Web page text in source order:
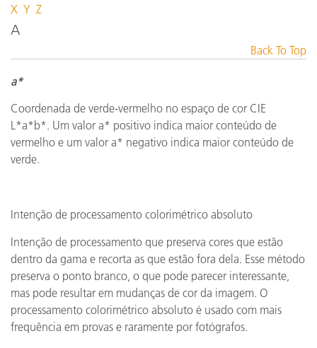
X Y Z
A
Back To Top
a*
Coordenada de verde-vermelho no espaço de cor CIE
L*a*b*. Um valor a* positivo indica maior conteúdo de
vermelho e um valor a* negativo indica maior conteúdo de
verde.
Intenção de processamento colorimétrico absoluto
Intenção de processamento que preserva cores que estão
dentro da gama e recorta as que estão fora dela. Esse método
preserva o ponto branco, o que pode parecer interessante,
mas pode resultar em mudanças de cor da imagem. O
processamento colorimétrico absoluto é usado com mais
frequência em provas e raramente por fotógrafos.